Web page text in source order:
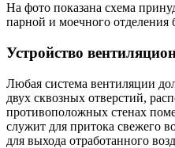
На фото показана схема
парной и моечного отделения
Устройство
Любая система вентиляции
двух сквозных отверстий,
противоположных стенах
служит для притока свежего
для выхода отработанного